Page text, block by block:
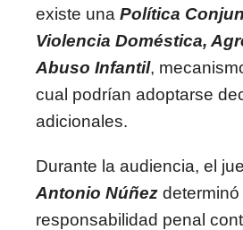
existe una Política
Violencia Doméstica,
Abuso Infantil,
cual podrían adoptarse
adicionales.
Durante la audiencia, el
Antonio Núñez determinó
responsabilidad penal